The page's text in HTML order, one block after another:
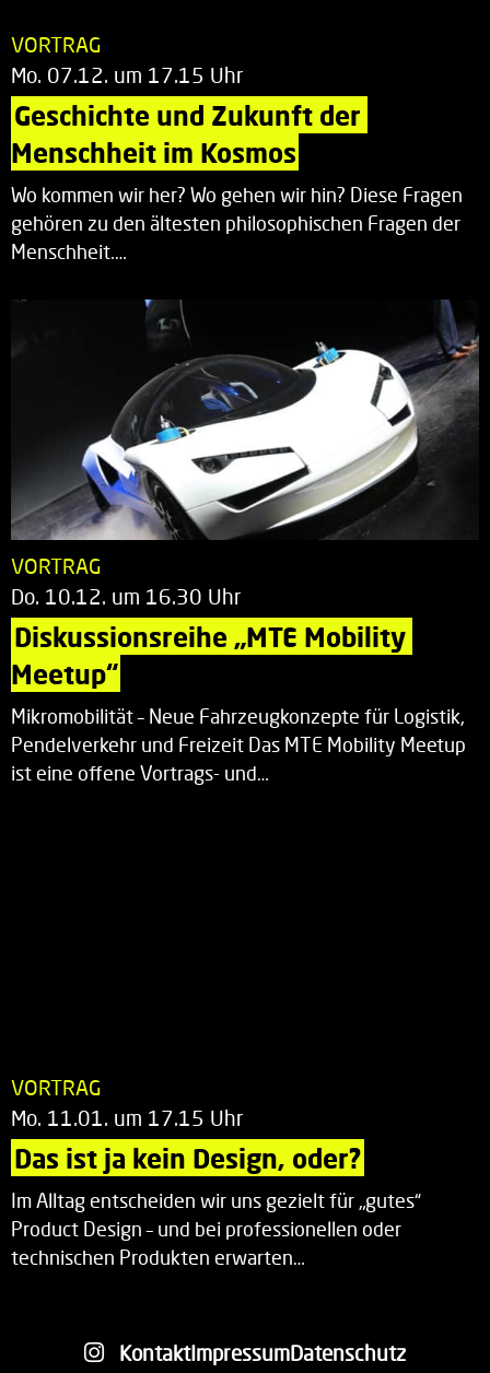
VORTRAG
Mo. 07.12. um 17.15 Uhr
Geschichte und Zukunft der
Menschheit im Kosmos
Wo kommen wir her? Wo gehen wir hin? Diese Fragen
gehören zu den ältesten philosophischen Fragen der
Menschheit.…
VORTRAG
Do. 10.12. um 16.30 Uhr
Diskussionsreihe „MTE Mobility
Meetup“
Mikromobilität – Neue Fahrzeugkonzepte für Logistik,
Pendelverkehr und Freizeit Das MTE Mobility Meetup
ist eine offene Vortrags- und…
VORTRAG
Mo. 11.01. um 17.15 Uhr
Das ist ja kein Design, oder?
Im Alltag entscheiden wir uns gezielt für „gutes“
Product Design – und bei professionellen oder
technischen Produkten erwarten…
KontaktImpressumDatenschutz